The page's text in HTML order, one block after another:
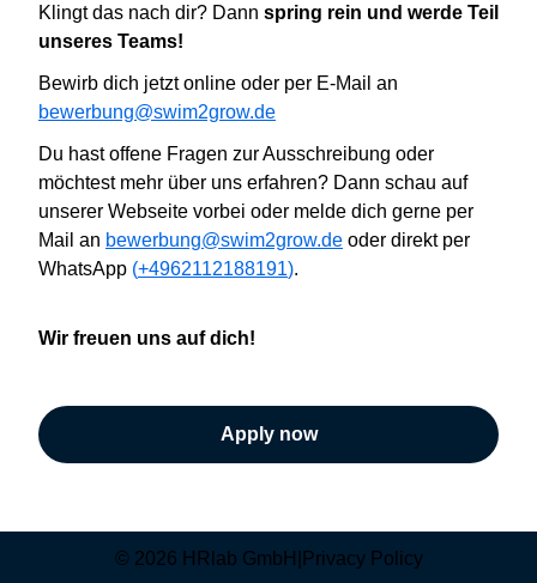
Klingt das nach dir? Dann spring rein und werde Teil
unseres Teams!
Bewirb dich jetzt online oder per E-Mail an
bewerbung@swim2grow.de
Du hast offene Fragen zur Ausschreibung oder
möchtest mehr über uns erfahren? Dann schau auf
unserer Webseite vorbei oder melde dich gerne per
Mail an bewerbung@swim2grow.de oder direkt per
WhatsApp (+4962112188191).
Wir freuen uns auf dich!
Apply now
© 2026 HRlab GmbH Privacy Policy